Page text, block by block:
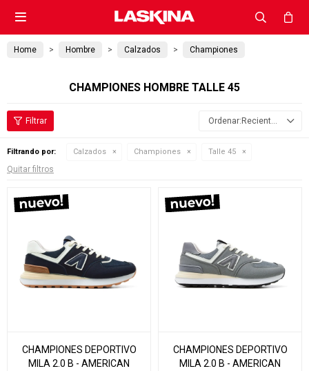

Home Hombre Calzados Championes
CHAMPIONES HOMBRE TALLE 45
Recientes
Filtrando por: Calzados Championes Talle 45
Quitar filtros
CHAMPIONES DEPORTIVO
MILA 2.0 B - AMERICAN
CHAMPIONES DEPORTIVO
MILA 2.0 B - AMERICAN